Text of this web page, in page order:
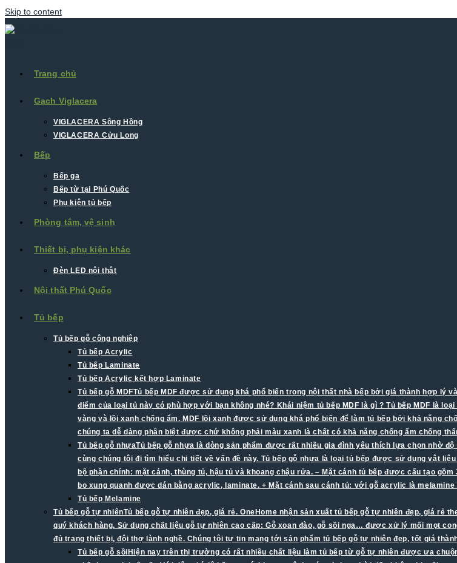
Skip to content
Trang chủ
Gạch Viglacera
VIGLACERA Sông Hồng
VIGLACERA Cửu Long
Bếp
Bếp ga
Bếp từ tại Phú Quốc
Phụ kiện tủ bếp
Phòng tắm, vệ sinh
Thiết bị, phụ kiện khác
Đèn LED nội thât
Nội thất Phú Quốc
Tủ bếp
Tủ bếp gỗ công nghiệp
Tủ bếp Acrylic
Tủ bếp Laminate
Tủ bếp Acrylic kết hợp Laminate
Tủ bếp gỗ MDFTủ bếp MDF được sử dụng khá phổ biến trong nội thất nhà bếp bởi giá thành hợp lý
điểm của loại tủ này có phù hợp với bạn không nhé? Khái niệm tủ bếp MDF là gì ? Tủ bếp MDF là
vàng và lõi xanh chống ẩm. MDF lõi xanh được sử dụng khá phổ biến để làm tủ bếp bởi khả năng
chúng ta dễ dàng phân biệt được chứ không phải màu xanh là chất có khả năng chống ẩm chống
Tủ bếp gỗ nhựaTủ bếp gỗ nhựa là dòng sản phẩm được rất nhiều gia đình yêu thích lựa chọn nhờ
cùng chúng tôi đi tìm hiểu chi tiết về vấn đề này. Tủ bếp gỗ nhựa là loại tủ bếp được sử dụng vật
bộ phận chính: mặt cánh, thùng tủ, hậu tủ và khoang chậu rửa. – Mặt cánh tủ bếp được cấu tạo
bo xung quanh được dán bằng acrylic, laminate. + Mặt cánh sau cánh tủ: với gỗ acrylic là
Tủ bếp Melamine
Tủ bếp gỗ tự nhiênTủ bếp gỗ tự nhiên đẹp, giá rẻ. OneHome nhận sản xuất tủ bếp gỗ tự nhiên đẹp, giá
quý khách hàng. Sử dụng chất liệu gỗ tự nhiên cao cấp: Gỗ xoan đào, gỗ sồi nga… được xử lý mối mọt
đủ trang thiết bị, đội thợ lành nghề. Chúng tôi tự tin mang tới sản phẩm tủ bếp gỗ tự nhiên đẹp, tốt giá
Tủ bếp gỗ sồi Hiện nay trên thị trường có rất nhiều chất liệu làm tủ bếp từ gỗ tự nhiên được ưa